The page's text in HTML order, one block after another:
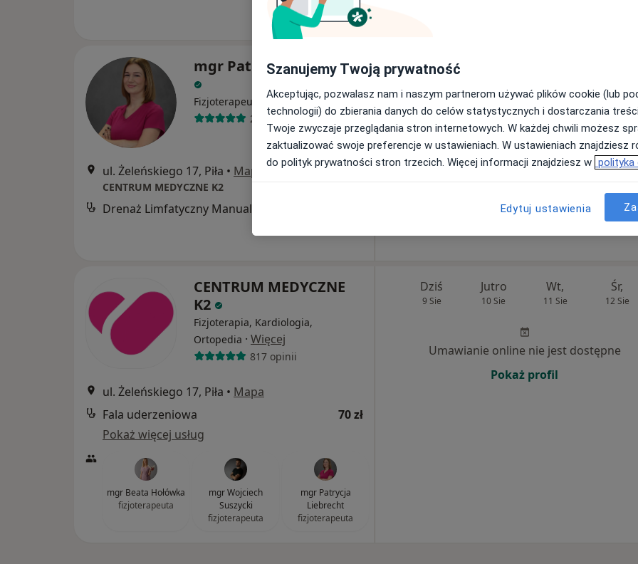
mgr Patrycja Liebrecht
Fizjoterapeuta ·Więcej
2 opinie
ul. Żeleńskiego 17, Piła • Mapa
CENTRUM MEDYCZNE K2
Drenaż Limfatyczny Manualny
Dziś
Umawianie online nie jest dostępne
Poproś o wizytę
CENTRUM MEDYCZNE
K2
Fizjoterapia, Kardiologia,
Ortopedia · Więcej
817 opinii
ul. Żeleńskiego 17, Piła • Mapa
Fala uderzeniowa
70 zł
Pokaż więcej usług
mgr Beata Hołówka
fizjoterapeuta
mgr Wojciech
Suszycki
fizjoterapeuta
mgr Patrycja
Liebrecht
fizjoterapeuta
Dziś
9 Sie
Jutro
10 Sie
Wt,
11 Sie
Śr,
12 Sie
Umawianie online nie jest dostępne
Pokaż profil
Szanujemy Twoją prywatność
Akceptując, pozwalasz nam i naszym partnerom używać plików cookie (lub
technologii) do zbierania danych do celów statystycznych i dostarczania
Twoje zwyczaje przeglądania stron internetowych. W każdej chwili możesz
zaktualizować swoje preferencje w ustawieniach. W ustawieniach znajdziesz
do polityk prywatności stron trzecich. Więcej informacji znajdziesz w polityka
Edytuj ustawienia